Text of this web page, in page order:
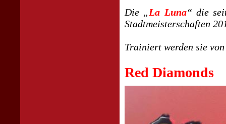
Die „La Luna“ die
Stadtmeisterschaften
Trainiert werden sie
Red Diamonds